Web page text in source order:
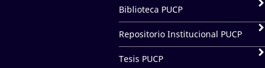
Biblioteca PUCP
Repositorio Institucional PUCP
Tesis PUCP